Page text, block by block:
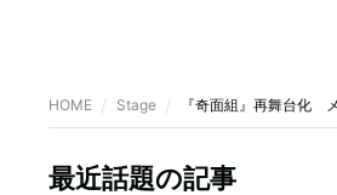
HOME Stage 『奇面組』再舞台化
最近話題の記事